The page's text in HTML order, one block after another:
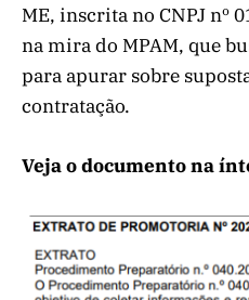
ME, inscrita no CNPJ nº
na mira do MPAM, que
para apurar sobre
contratação.
Veja o documento na